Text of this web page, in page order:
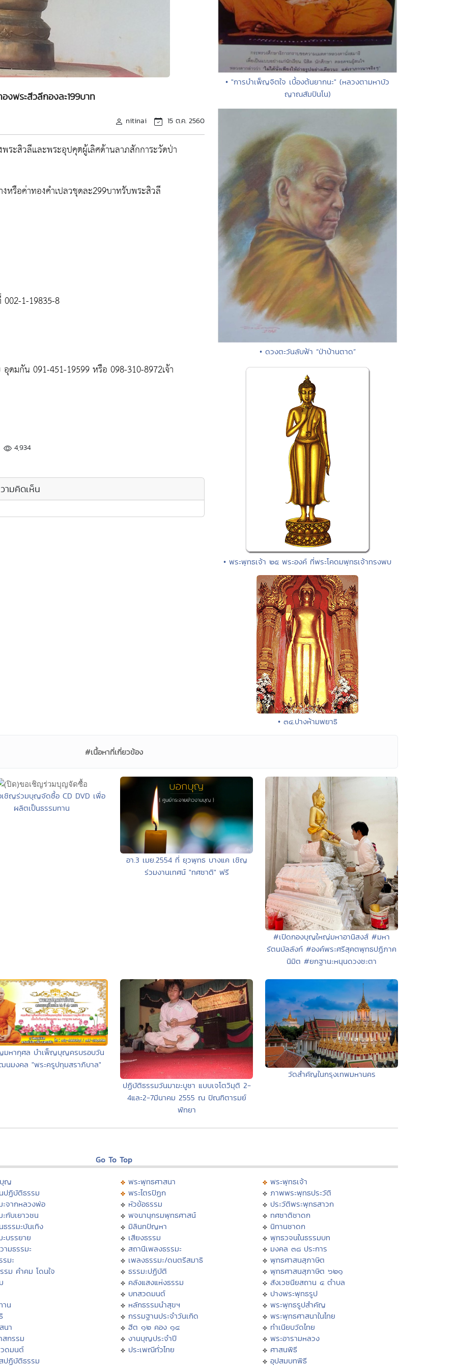
งพระสีวลีกองละ199บาท
nitinai 15 ต.ค. 2560
ระสิวลีและพระอุปคุตผู้เลิศด้านลาภสักการะวัดป่า
หรือค่าทองคำเปลวชุดละ299บาทรับพระสิวลี
1-19835-8
มกัน 091-451-19599 หรือ 098-310-8972เจ้า
4,934
ามคิดเห็น
• "การบำเพ็ญจิตใจ เบื้องต้นยากนะ" (หลวงตามหาบัว
ญาณสัมปันโน)
• ดวงตะวันลับฟ้า “ป่าบ้านตาด”
• พระพุทธเจ้า ๒๕ พระองค์ ที่พระโคดมพุทธเจ้าทรงพบ
• ๓๔.ปางห้ามพยาธิ
#เนื้อหาที่เกี่ยวข้อง
ชิญร่วมบุญจัดซื้อ CD DVD เพื่อ
ผลิตเป็นธรรมทาน
อา.3 เมย.2554 ที่ ยุวพุทธ บางแค เชิญ
ร่วมงานเทศน์ "ทศชาติ" ฟรี
#เปิดกองบุญใหญ่มหาอานิสงส์ #มหา
รัตนบัลลังก์ #องค์พระศรีสุคตพุทธปฏิภาค
นิมิต #ยกฐานะหนุนดวงชะตา
มหากุศล บำเพ็ญบุญครบรอบวัน
นมงคล "พระครูปทุมสราภิบาล"
ปฏิบัติธรรมวันมาฆะบูชา แบบเจโตวิมุติ 2-
4และ2-7มีนาคม 2555 ณ ปัณฑิตารมย์
พัทยา
วัดสำคัญในกรุงเทพมหานคร
Go To Top
ญ
ปฏิบัติธรรม
ะจากหลวงพ่อ
ะกับเยาวชน
ธรรมะบันเทิง
ะบรรยาย
ามธรรมะ
รมะ
รม คำคม โดนใจ
น
นา
สกรรม
ดมนต์
ปฏิบัติธรรม
พระพุทธศาสนา
พระไตรปิฏก
หัวข้อธรรม
พจนานุกรมพุทธศาสน์
มิลินทปัญหา
เสียงธรรม
สถานีเพลงธรรมะ
เพลงธรรมะ/ดนตรีสมาธิ
ธรรมะปฏิบัติ
คลังแสงแห่งธรรม
บทสวดมนต์
หลักธรรมนำสุขฯ
กรรมฐานประจำวันเกิด
ฮีต ๑๒ คอง ๑๔
งานบุญประจำปี
ประเพณีทั่วไทย
พระพุทธเจ้า
ภาพพระพุทธประวัติ
ประวัติพระพุทธสาวก
ทศชาติชาดก
นิทานชาดก
พุทธวจนในธรรมบท
มงคล ๓๘ ประการ
พุทธศาสนสุภาษิต
พุทธศาสนสุภาษิต ๖๒๑
สังเวชนียสถาน ๔ ตำบล
ปางพระพุทธรูป
พระพุทธรูปสำคัญ
พระพุทธศาสนาในไทย
ทำเนียบวัดไทย
พระอารามหลวง
ศาสนพิธี
อุปสมบทพิธี